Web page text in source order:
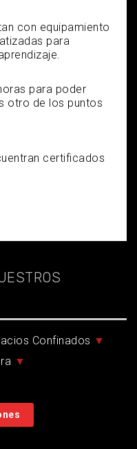
con equipamiento
para
para poder
otro de los puntos
certificados
Confinados ▼
▼